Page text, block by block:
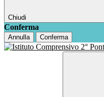
Chiudi
Conferma
Annulla Conferma